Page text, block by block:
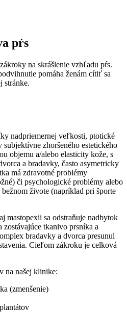
pŕs
na skrášlenie vzhľadu pŕs.
pomáha ženám cítiť sa
stránke.
nadpriemernej veľkosti, ptotické
zhoršeného estetického
objemu a/alebo elasticity kože, s
a bradavky, často asymetricky
má zdravotné problémy
či psychologické problémy alebo
živote (napríklad pri športe
mastopexii sa odstraňuje nadbytok
tkanivo prsníka a
bradavky a dvorca presunul
Cieľom zákroku je celková
na našej klinike:
(zmenšenie)